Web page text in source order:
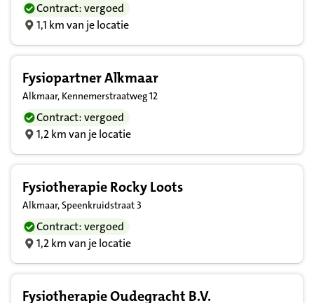
Contract: vergoed
1,1 km van je locatie
Fysiopartner Alkmaar
Alkmaar, Kennemerstraatweg 12
Contract: vergoed
1,2 km van je locatie
Fysiotherapie Rocky Loots
Alkmaar, Speenkruidstraat 3
Contract: vergoed
1,2 km van je locatie
Fysiotherapie Oudegracht B.V.